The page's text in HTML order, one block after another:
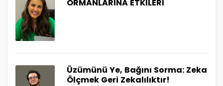
ORMANLARINA ETKİLERİ
Üzümünü Ye, Bağını Sorma: Zeka
Ölçmek Geri Zekalılıktır!